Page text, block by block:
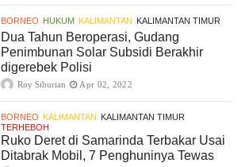
BORNEO HUKUM KALIMANTAN KALIMANTAN TIMUR
Dua Tahun Beroperasi, Gudang
Penimbunan Solar Subsidi Berakhir
digerebek Polisi
Roy Siburian Apr 02, 2022
BORNEO KALIMANTAN KALIMANTAN TIMUR
TERHEBOH
Ruko Deret di Samarinda Terbakar Usai
Ditabrak Mobil, 7 Penghuninya Tewas